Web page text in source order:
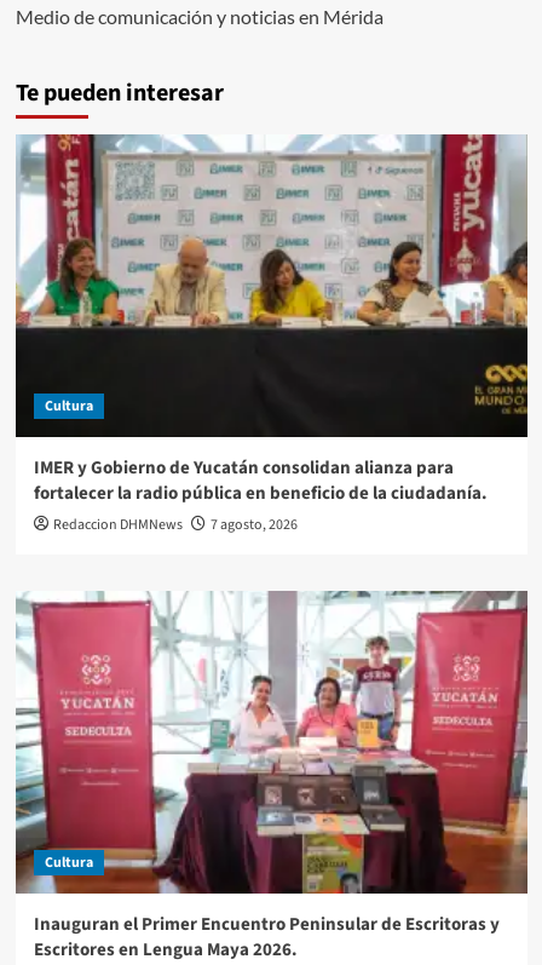
Medio de comunicación y noticias en Mérida
Te pueden interesar
Cultura
IMER y Gobierno de Yucatán consolidan alianza para
fortalecer la radio pública en beneficio de la ciudadanía.
Redaccion DHMNews 7 agosto, 2026
Cultura
Inauguran el Primer Encuentro Peninsular de Escritoras y
Escritores en Lengua Maya 2026.